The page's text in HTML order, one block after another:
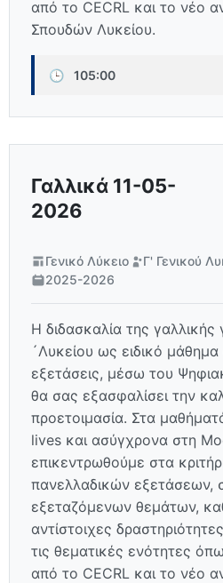
από το CECRL και το νέο
Σπουδών Λυκείου.
🕒 105:00
Γαλλικά 11-05-
2026
Γενικό Λύκειο Γ' Γενικού
2025-2026
Η διδασκαλία της
´Λυκείου ως ειδικό μάθημα
εξετάσεις, μέσω του
θα σας εξασφαλίσει την
προετοιμασία. Στα
lives και ασύγχρονα στη
επικεντρωθούμε στα
πανελλαδικών εξετάσεων,
εξεταζόμενων θεμάτων,
αντίστοιχες
τις θεματικές ενότητες
από το CECRL και το νέο